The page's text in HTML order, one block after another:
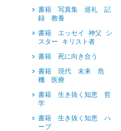
書籍 写真集 巡礼 記
録 教養
書籍 エッセイ 神父 シ
スター キリスト者
書籍 死に向き合う
書籍 現代 未来 危
機 医療
書籍 生き抜く知恵 哲
学
書籍 生き抜く知恵 ハ
ーブ